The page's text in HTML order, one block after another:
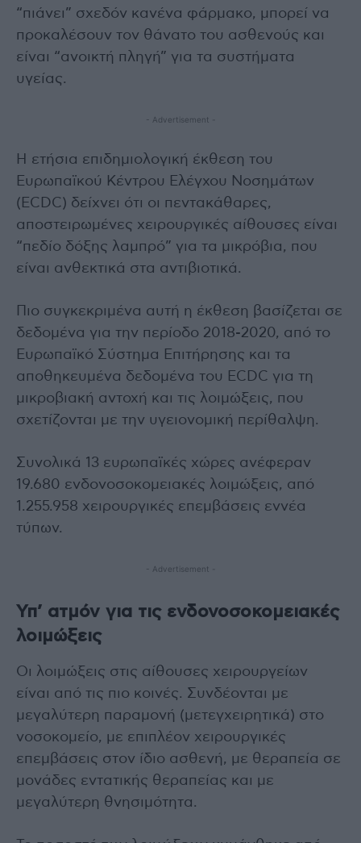
“πιάνει” σχεδόν κανένα φάρμακο, μπορεί να
προκαλέσουν τον θάνατο του ασθενούς και
είναι “ανοικτή πληγή” για τα συστήματα
υγείας.
- Advertisement -
Η ετήσια επιδημιολογική έκθεση του
Ευρωπαϊκού Κέντρου Ελέγχου Νοσημάτων
(ECDC) δείχνει ότι οι πεντακάθαρες,
αποστειρωμένες χειρουργικές αίθουσες είναι
“πεδίο δόξης λαμπρό” για τα μικρόβια, που
είναι ανθεκτικά στα αντιβιοτικά.
Πιο συγκεκριμένα αυτή η έκθεση βασίζεται σε
δεδομένα για την περίοδο 2018-2020, από το
Ευρωπαϊκό Σύστημα Επιτήρησης και τα
αποθηκευμένα δεδομένα του ECDC για τη
μικροβιακή αντοχή και τις λοιμώξεις, που
σχετίζονται με την υγειονομική περίθαλψη.
Συνολικά 13 ευρωπαϊκές χώρες ανέφεραν
19.680 ενδονοσοκομειακές λοιμώξεις, από
1.255.958 χειρουργικές επεμβάσεις εννέα
τύπων.
- Advertisement -
Υπ’ ατμόν για τις ενδονοσοκομειακές
λοιμώξεις
Οι λοιμώξεις στις αίθουσες χειρουργείων
είναι από τις πιο κοινές. Συνδέονται με
μεγαλύτερη παραμονή (μετεγχειρητικά) στο
νοσοκομείο, με επιπλέον χειρουργικές
επεμβάσεις στον ίδιο ασθενή, με θεραπεία σε
μονάδες εντατικής θεραπείας και με
μεγαλύτερη θνησιμότητα.